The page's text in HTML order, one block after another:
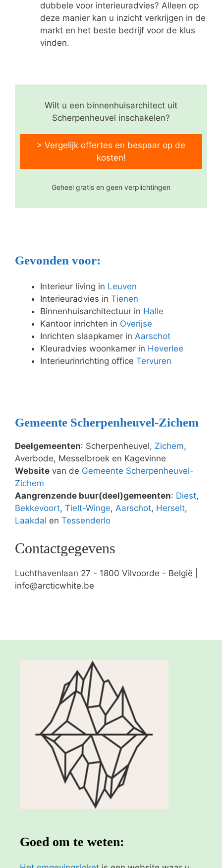
dubbele voor interieuradvies? Alleen op
deze manier kan u inzicht verkrijgen in de
markt en het beste bedrijf voor de klus
vinden.
Wilt u een binnenhuisarchitect uit
Scherpenheuvel inschakelen?
> Vergelijk offertes en bespaar op de
kosten!
Geheel gratis en geen verplichtingen
Gevonden voor:
Interieur living in Leuven
Interieuradvies in Tienen
Binnenhuisarchitectuur in Halle
Kantoor inrichten in Overijse
Inrichten slaapkamer in Aarschot
Kleuradvies woonkamer in Heverlee
Interieurinrichting office Tervuren
Gemeente Scherpenheuvel-Zichem
Deelgemeenten: Scherpenheuvel, Zichem,
Averbode, Messelbroek en Kagevinne
Website van de Gemeente Scherpenheuvel-
Zichem
Aangrenzende buur(deel)gemeenten: Diest,
Bekkevoort, Tielt-Winge, Aarschot, Herselt,
Laakdal en Tessenderlo
Contactgegevens
Luchthavenlaan 27 - 1800 Vilvoorde - België |
info@arcticwhite.be
Goed om te weten: